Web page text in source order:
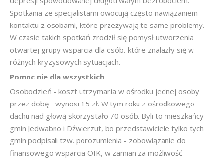
Spotkania ze specjalistami owocują często nawiązaniem
kontaktu z osobami, które przeżywają te same problemy.
W czasie takich spotkań zrodził się pomysł utworzenia
otwartej grupy wsparcia dla osób, które znalazły się w
różnych kryzysowych sytuacjach.
Pomoc nie dla wszystkich
Osobodzień - koszt utrzymania w ośrodku jednej osoby
przez dobę - wynosi 15 zł. W tym roku z ośrodkowego
dachu nad głową skorzystało 70 osób. Byli to mieszkańcy
gmin Jedwabno i Dźwierzut, bo przedstawiciele tylko tych
gmin podpisali tzw. porozumienia - zobowiązanie do
finansowego wsparcia OIK, w zamian za możliwość